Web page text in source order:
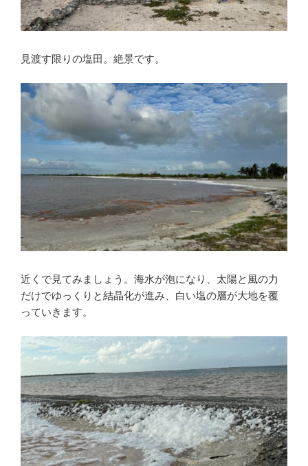
見渡す限りの塩田。絶景です。
近くで見てみましょう。海水が泡になり、太陽と風の力
だけでゆっくりと結晶化が進み、白い塩の層が大地を覆
っていきます。